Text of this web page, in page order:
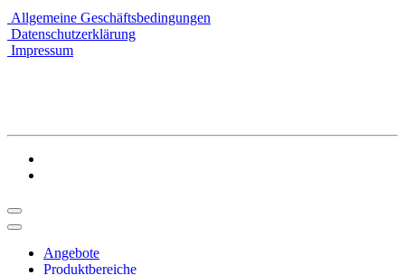
Allgemeine Geschäftsbedingungen
Datenschutzerklärung
Impressum
Angebote
Produktbereiche